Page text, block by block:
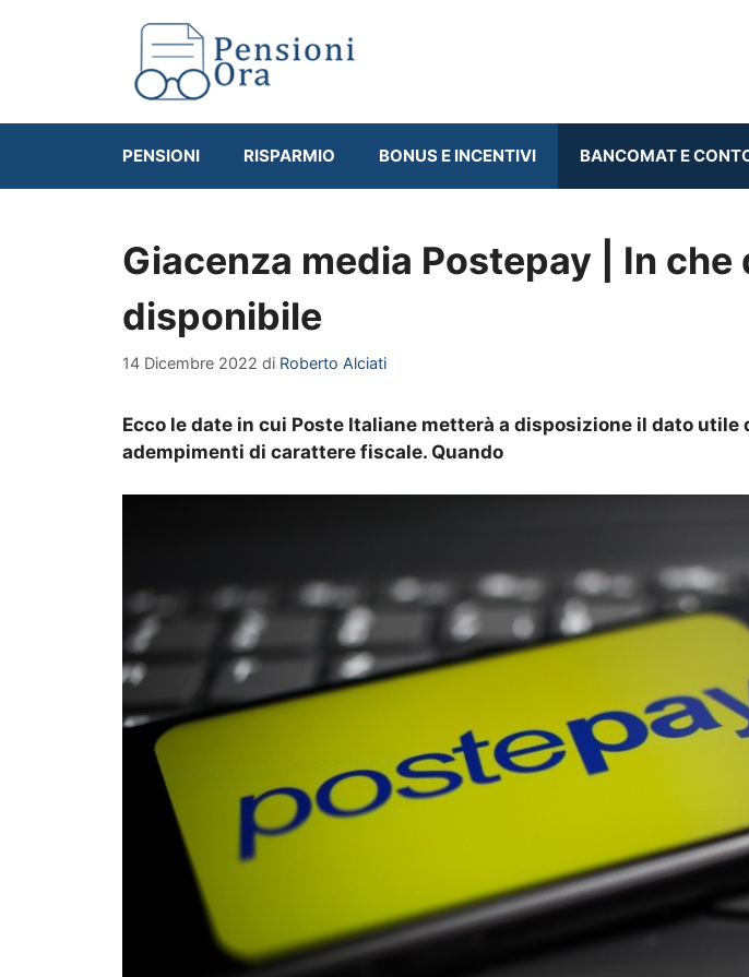
PENSIONI RISPARMIO BONUS E INCENTIVI BANCOMAT E
Giacenza media Postepay | In che
disponibile
14 Dicembre 2022 di Roberto Alciati
Ecco le date in cui Poste Italiane metterà a disposizione il dato utile
adempimenti di carattere fiscale. Quando